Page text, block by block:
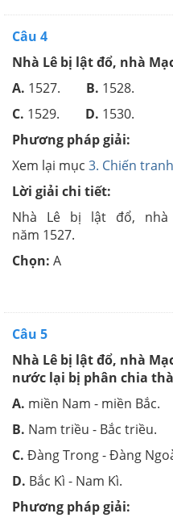
Câu 4
Nhà Lê bị lật đổ, nhà
A. 1527. B. 1528.
C. 1529. D. 1530.
Phương pháp giải:
Xem lại mục 3. Chiến
Lời giải chi tiết:
Nhà Lê bị lật đổ, nhà
năm 1527.
Chọn: A
Câu 5
Nhà Lê bị lật đổ, nhà
nước lại bị phân chia
A. miền Nam - miền Bắc.
B. Nam triều - Bắc triều.
C. Đàng Trong - Đàng
D. Bắc Kì - Nam Kì.
Phương pháp giải: